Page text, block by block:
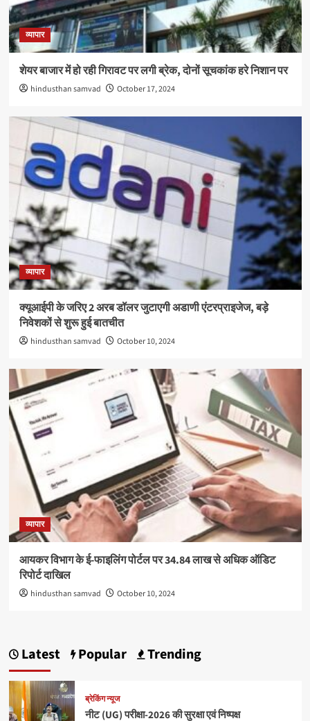
व्यापार
शेयर बाजार में हो रही गिरावट पर लगी ब्रेक, दोनों सूचकांक हरे निशान पर
hindusthan samvad October 17, 2024
व्यापार
क्यूआईपी के जरिए 2 अरब डॉलर जुटाएगी अडाणी एंटरप्राइजेज, बड़े
निवेशकों से शुरू हुई बातचीत
hindusthan samvad October 10, 2024
व्यापार
आयकर विभाग के ई-फाइलिंग पोर्टल पर 34.84 लाख से अधिक ऑडिट
रिपोर्ट दाखिल
hindusthan samvad October 10, 2024
Latest Popular Trending
ब्रेकिंग न्यूज
नीट (UG) परीक्षा-2026 की सुरक्षा एवं निष्पक्ष